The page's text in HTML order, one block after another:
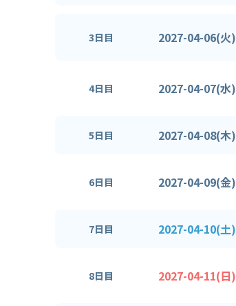
3日目 2027-04-06(火)
4日目 2027-04-07(水)
5日目 2027-04-08(木)
6日目 2027-04-09(金)
7日目 2027-04-10(土)
8日目 2027-04-11(日)